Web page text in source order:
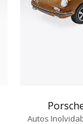
Autos